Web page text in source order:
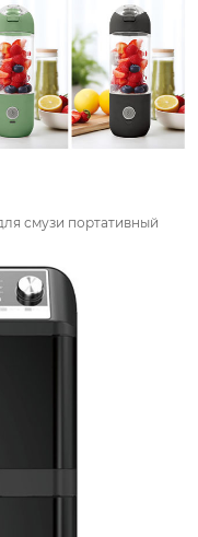
смузи портативный